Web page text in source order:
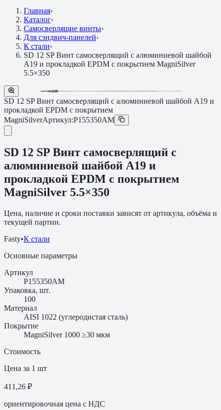
Главная›
Каталог›
Самосверлящие винты›
Для сэндвич-панелей›
К стали›
SD 12 SP Винт самосверлящий с алюминиевой шайбой
A19 и прокладкой EPDM с покрытием MagniSilver
5.5×350
SD 12 SP Винт самосверлящий с алюминиевой шайбой A19 и
прокладкой EPDM с покрытием
MagniSilverАртикул:P155350AM
SD 12 SP Винт самосверлящий с
алюминиевой шайбой A19 и
прокладкой EPDM с покрытием
MagniSilver 5.5×350
Цена, наличие и сроки поставки зависят от артикула, объёма и
текущей партии.
Fasty•К стали
Основные параметры
Артикул
P155350AM
Упаковка, шт.
100
Материал
AISI 1022 (углеродистая сталь)
Покрытие
MagniSilver 1000 ≥30 мкм
Стоимость
Цена за 1 шт
411,26 ₽
ориентировочная цена с НДС